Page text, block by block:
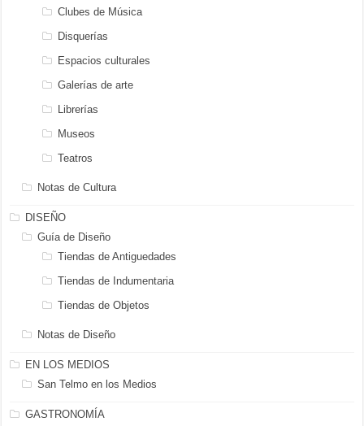
Clubes de Música
Disquerías
Espacios culturales
Galerías de arte
Librerías
Museos
Teatros
Notas de Cultura
DISEÑO
Guía de Diseño
Tiendas de Antiguedades
Tiendas de Indumentaria
Tiendas de Objetos
Notas de Diseño
EN LOS MEDIOS
San Telmo en los Medios
GASTRONOMÍA